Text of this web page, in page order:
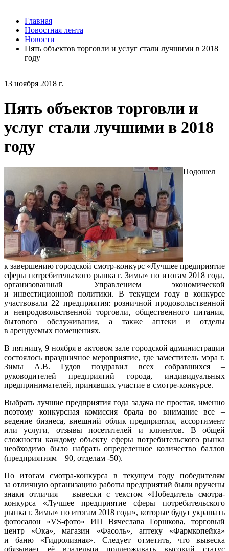
13 ноября 2018 г.
Пять объектов торговли и
услуг стали лучшими в 2018
году
Подошел
к завершению городской смотр-конкурс «Лучшее предприятие
сферы потребительского рынка г. Зимы» по итогам 2018 года,
организованный Управлением экономической
и инвестиционной политики. В текущем году в конкурсе
участвовали 22 предприятия: розничной продовольственной
и непродовольственной торговли, общественного питания,
бытового обслуживания, а также аптеки и отделы
в арендуемых помещениях.
В пятницу, 9 ноября в актовом зале городской администрации
состоялось праздничное мероприятие, где заместитель мэра г.
Зимы А.В. Гудов поздравил всех собравшихся –
руководителей предприятий города, индивидуальных
предпринимателей, принявших участие в смотре-конкурсе.
Выбрать лучшие предприятия года задача не простая, именно
поэтому конкурсная комиссия брала во внимание все –
ведение бизнеса, внешний облик предприятия, ассортимент
или услуги, отзывы посетителей и клиентов. В общей
сложности каждому объекту сферы потребительского рынка
необходимо было набрать определенное количество баллов
(предприятиям – 90, отделам -50).
По итогам смотра-конкурса в текущем году победителям
за отличную организацию работы предприятий были вручены
знаки отличия – вывески с текстом «Победитель смотра-
конкурса «Лучшее предприятие сферы потребительского
рынка г. Зимы» по итогам 2018 года», которые будут украшать
фотосалон «VS-фото» ИП Вячеслава Горшкова, торговый
центр «Ока», магазин «Фасоль», аптеку «Фармкопейка»
и баню «Гидролизная». Следует отметить, что вывеска
обязывает её владельца поддерживать высокий статус
Главная
Новостная лента
Новости
Пять объектов торговли и услуг стали лучшими в 2018
году